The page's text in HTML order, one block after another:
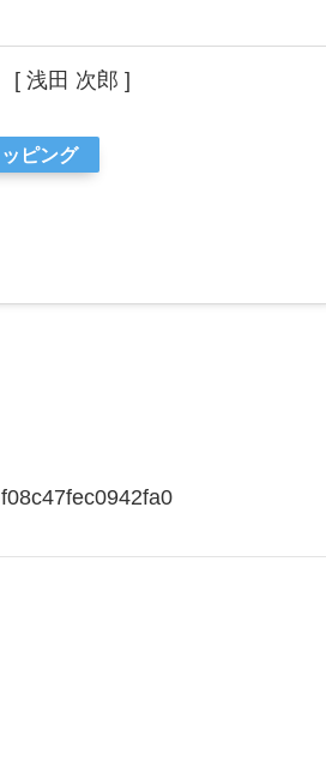
[ 浅田 次郎 ]
ピング